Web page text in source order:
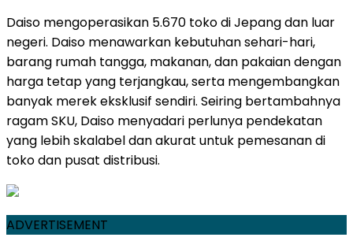
Daiso mengoperasikan 5.670 toko di Jepang dan luar
negeri. Daiso menawarkan kebutuhan sehari-hari,
barang rumah tangga, makanan, dan pakaian dengan
harga tetap yang terjangkau, serta mengembangkan
banyak merek eksklusif sendiri. Seiring bertambahnya
ragam SKU, Daiso menyadari perlunya pendekatan
yang lebih skalabel dan akurat untuk pemesanan di
toko dan pusat distribusi.
ADVERTISEMENT